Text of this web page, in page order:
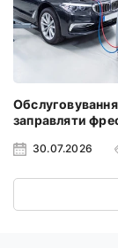
заправляти
30.07.2026